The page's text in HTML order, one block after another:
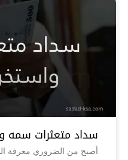
سداد متعثرات سمه
أصبح من الضروري معرفة